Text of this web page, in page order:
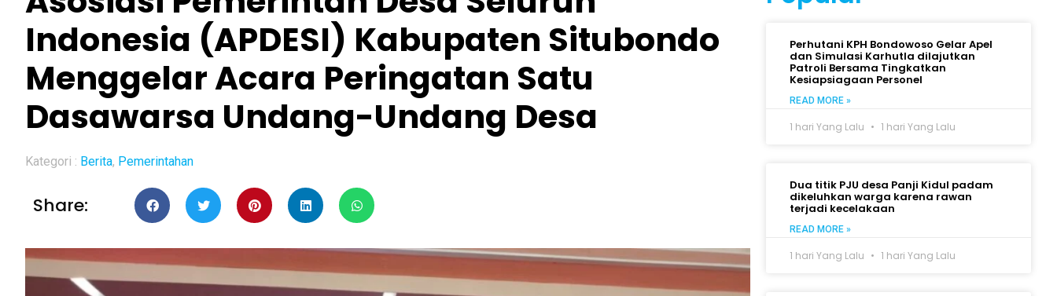
Indonesia (APDESI) Kabupaten Situbondo
Menggelar Acara Peringatan Satu
Dasawarsa Undang-Undang Desa
Kategori : Berita, Pemerintahan
Share:
Perhutani KPH Bondowoso Gelar Apel
dan Simulasi Karhutla dilajutkan
Patroli Bersama Tingkatkan
Kesiapsiagaan Personel
READ MORE »
1 hari Yang Lalu 1 hari Yang Lalu
Dua titik PJU desa Panji Kidul padam
dikeluhkan warga karena rawan
terjadi kecelakaan
READ MORE »
1 hari Yang Lalu 1 hari Yang Lalu